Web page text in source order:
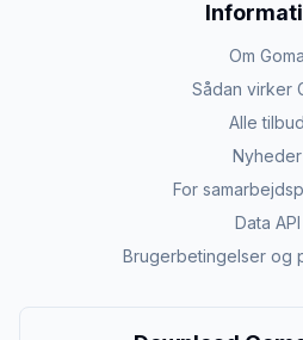
Om Goma
Sådan virker
Alle tilbud
Nyheder
For
Data API
Brugerbetingelser og